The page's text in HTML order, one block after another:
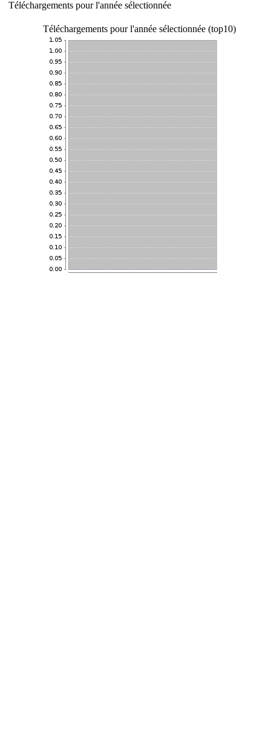
Téléchargements pour l'année sélectionnée
Téléchargements pour l'année sélectionnée (top10)